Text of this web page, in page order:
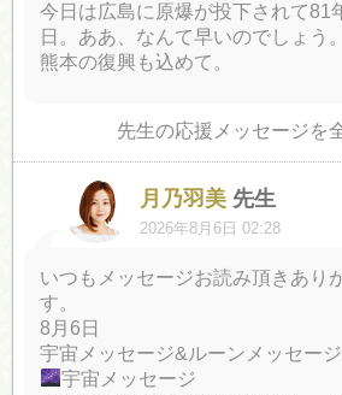
今日は広島に原爆が投下されて81
日。ああ、なんて早いのでしょう
熊本の復興も込めて。
先生の応援メッセージを
月乃羽美 先生
2026年8月6日 02:28
いつもメッセージお読み頂きあり
す。
8月6日
宇宙メッセージ&ルーンメッセージ
宇宙メッセージ